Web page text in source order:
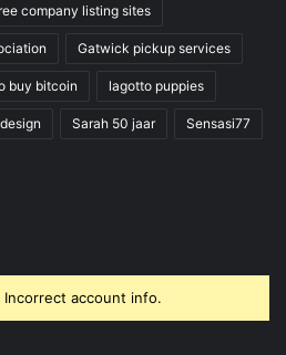
company listing sites
Gatwick pickup services
buy bitcoin lagotto puppies
Sarah 50 jaar Sensasi77
account info.